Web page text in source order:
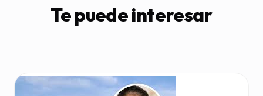
Te puede interesar